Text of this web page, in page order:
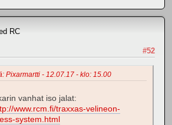
RC
#52
Pixarmartti - 12.07.17 - klo: 15.00
vanhat iso jalat:
www.rcm.fi/traxxas-velineon-
system.html